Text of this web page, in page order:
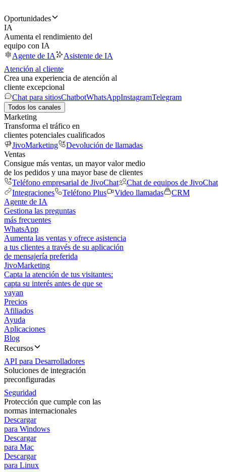
Oportunidades
IA
Aumenta el rendimiento del
equipo con IA
Agente de IA
Asistente de IA
Atención al cliente
Crea una experiencia de atención al
cliente excepcional
Chat para sitiosChatbotWhatsAppInstagramTelegram
Todos los canales
Marketing
Transforma el tráfico en
clientes potenciales cualificados
JivoMarketing
Devolución de llamadas
Ventas
Consigue más ventas, un mayor valor medio
de los pedidos y una mayor base de clientes
Teléfono empresarial de JivoChat
Chat de equipos de JivoChat
Integraciones
Teléfono Plus Video llamadas
CRM
Agente de IA
Gestiona las preguntas
más frecuentes
WhatsApp
Aumenta las ventas y ofrece asistencia
a tus clientes a través de su aplicación
de mensajería preferida
JivoMarketing
Capta la atención de tus visitantes:
capta su interés antes de que se
vayan
Precios
Afiliados
Ayuda
Aplicaciones
Blog
Recursos
API para Desarrolladores
Soluciones de integración
preconfiguradas
Seguridad
Protección que cumple con las
normas internacionales
Descargar
para Windows
Descargar
para Mac
Descargar
para Linux